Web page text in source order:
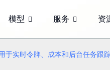
模型 服务 资
实时令牌、成本和后台任务跟